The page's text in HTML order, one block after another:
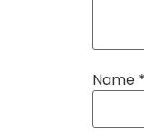
Name *